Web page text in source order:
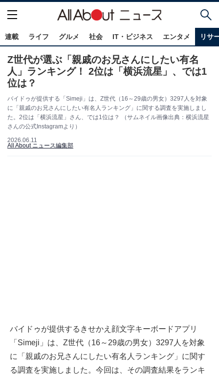
連載 ライフ グルメ 社会 IT・ビジネス エンタメ リサ
Z世代が選ぶ「親戚のお兄さんにしたい有名
人」ランキング！ 2位は「横浜流星」、では1
位は？
バイドゥが提供する「Simeji」は、Z世代（16～29歳の男女）3297人を対象
に「親戚のお兄さんにしたい有名人ランキング」に関する調査を実施しまし
た。2位は「横浜流星」さん、では1位は？ （サムネイル画像出典：横浜流星
さんの公式Instagramより）
2026.06.11
All About ニュース編集部
バイドゥが提供するきせかえ顔文字キーボードアプリ
「Simeji」は、Z世代（16～29歳の男女）3297人を対象
に「親戚のお兄さんにしたい有名人ランキング」に関す
る調査を実施しました。今回は、その調査結果をランキ